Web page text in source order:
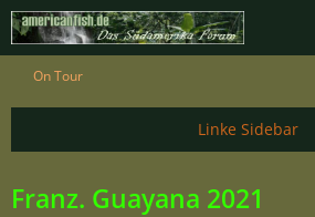
On Tour
Franz. Guayana 2021